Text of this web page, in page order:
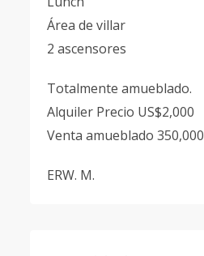
Área de villar
2 ascensores
Totalmente amueblado.
Alquiler Precio US$2,000
Venta amueblado 350,000
ERW. M.